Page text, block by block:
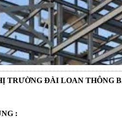
TRƯỜNG ĐÀI LOAN THÔNG
: